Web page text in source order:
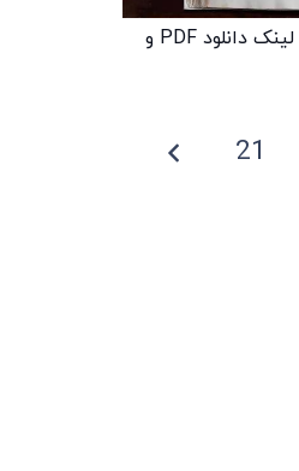
3 بهترین کتاب نت فارسی ارگ+ لینک دانلود PDF و
21